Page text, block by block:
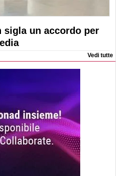
sigla un accordo per
Vedi tutte